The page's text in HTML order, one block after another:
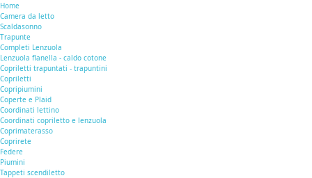
Home
Camera da letto
Scaldasonno
Trapunte
Completi Lenzuola
Lenzuola flanella - caldo cotone
Copriletti trapuntati - trapuntini
Copriletti
Copripiumini
Coperte e Plaid
Coordinati lettino
Coordinati copriletto e lenzuola
Coprimaterasso
Coprirete
Federe
Piumini
Tappeti scendiletto